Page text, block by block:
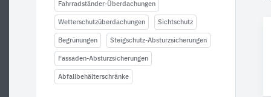
Fahrradständer-Überdachungen
Wetterschutzüberdachungen Sichtschutz
Begrünungen Steigschutz-Absturzsicherungen
Fassaden-Absturzsicherungen
Abfallbehälterschränke